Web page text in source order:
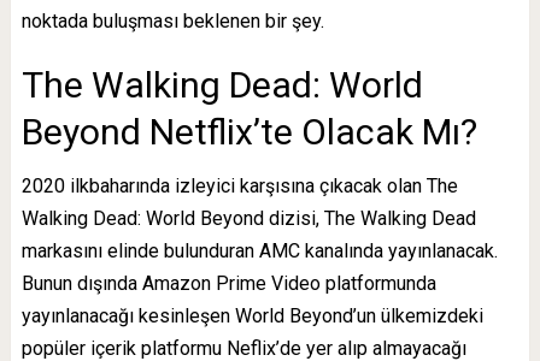
noktada buluşması beklenen bir şey.
The Walking Dead: World
Beyond Netflix’te Olacak Mı?
2020 ilkbaharında izleyici karşısına çıkacak olan The
Walking Dead: World Beyond dizisi, The Walking Dead
markasını elinde bulunduran AMC kanalında yayınlanacak.
Bunun dışında Amazon Prime Video platformunda
yayınlanacağı kesinleşen World Beyond’un ülkemizdeki
popüler içerik platformu Neflix’de yer alıp almayacağı